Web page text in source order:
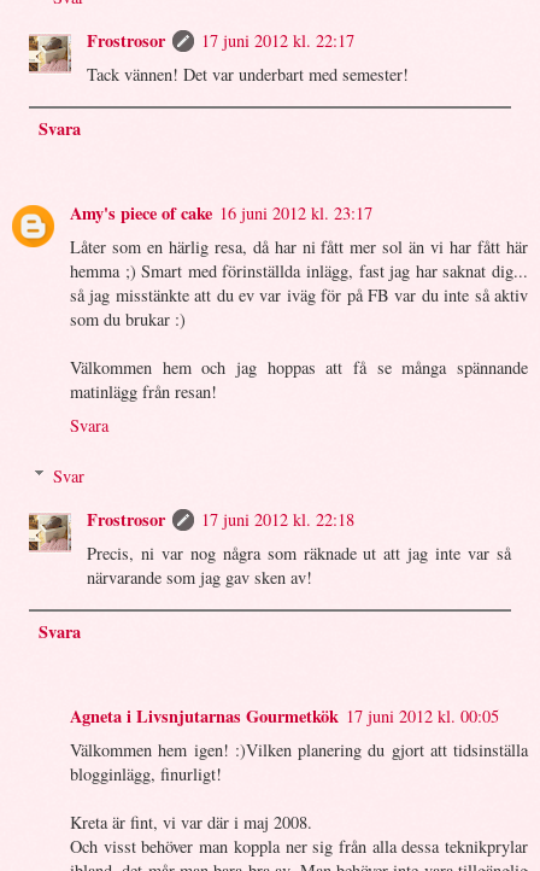
Frostrosor
17 juni 2012 kl. 22:17
Tack vännen! Det var underbart med semester!
Svara
Amy's piece of cake 16 juni 2012 kl. 23:17
Låter som en härlig resa, då har ni fått mer sol än vi har fått här
hemma ;) Smart med förinställda inlägg, fast jag har saknat dig...
så jag misstänkte att du ev var iväg för på FB var du inte så aktiv
som du brukar :)
Välkommen hem och jag hoppas att få se många spännande
matinlägg från resan!
Svara
Svar
Frostrosor
17 juni 2012 kl. 22:18
Precis, ni var nog några som räknade ut att jag inte var så
närvarande som jag gav sken av!
Svara
Agneta i Livsnjutarnas Gourmetkök 17 juni 2012 kl. 00:05
Välkommen hem igen! :)Vilken planering du gjort att tidsinställa
blogginlägg, finurligt!
Kreta är fint, vi var där i maj 2008.
Och visst behöver man koppla ner sig från alla dessa teknikprylar